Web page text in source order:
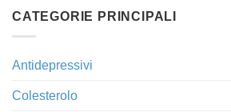
CATEGORIE PRINCIPALI
Antidepressivi
Colesterolo